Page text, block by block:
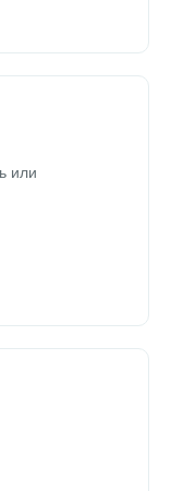
или